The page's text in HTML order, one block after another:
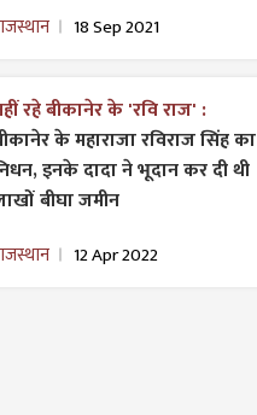
18 Sep 2021
रहे बीकानेर के 'रवि राज' :
के महाराजा रविराज सिंह का
इनके दादा ने भूदान कर दी थी
बीघा जमीन
12 Apr 2022